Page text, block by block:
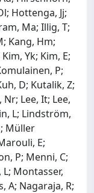
Hottenga, Jj;
Ma; Illig, T;
Kang, Hm;
Yk; Kim, E;
P;
D; Kutalik, Z;
Nr; Lee, It; Lee,
L; Lindström,
Müller
E;
P; Menni, C;
Montasser,
A; Nagaraja, R;